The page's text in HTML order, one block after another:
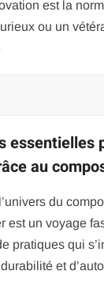
est la
ou un
essentielles
au
du
est un voyage
pratiques qui
et